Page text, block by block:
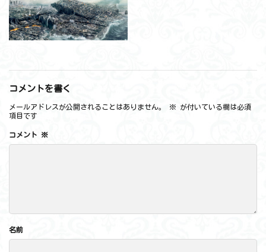
コメントを書く
メールアドレスが公開されることはありません。 ※ が付いている欄は必須
項目です
コメント ※
名前